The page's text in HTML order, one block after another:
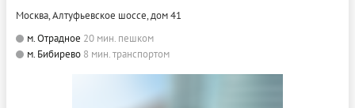
Москва, Алтуфьевское шоссе, дом 41
м. Отрадное 20 мин. пешком
м. Бибирево 8 мин. транспортом